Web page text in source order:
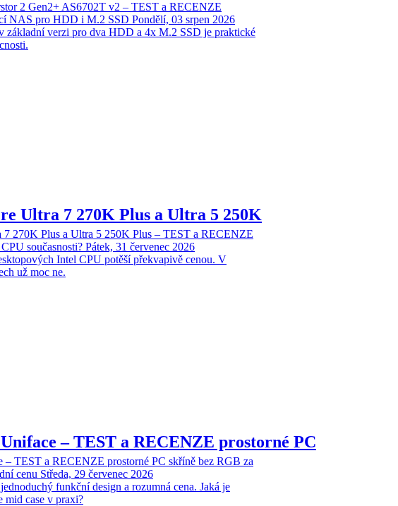
2 Gen2+ AS6702T v2 – TEST a RECENZE
NAS pro HDD i M.2 SSD Pondělí, 03 srpen 2026
základní verzi pro dva HDD a 4x M.2 SSD je praktické
Ultra 7 270K Plus a Ultra 5 250K
7 270K Plus a Ultra 5 250K Plus – TEST a RECENZE
současnosti? Pátek, 31 červenec 2026
Intel CPU potěší překvapivě cenou. V
už moc ne.
– TEST a RECENZE prostorné PC
– TEST a RECENZE prostorné PC skříně bez RGB za
cenu Středa, 29 červenec 2026
funkční design a rozumná cena. Jaká je
mid case v praxi?